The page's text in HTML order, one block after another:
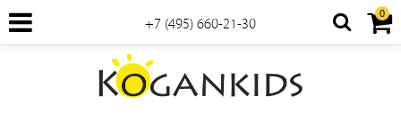
+7 (495) 660-21-30
0